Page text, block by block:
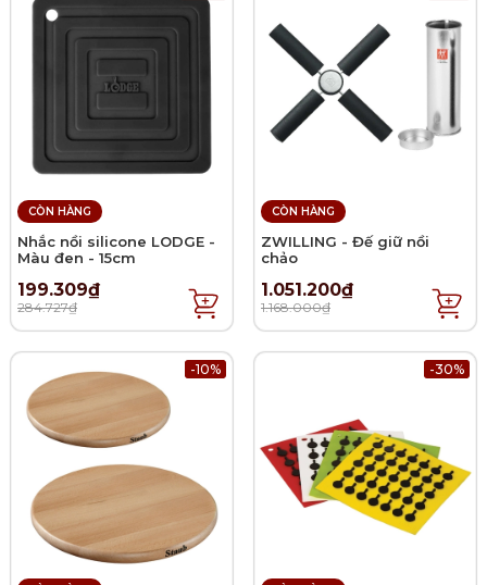
CÒN HÀNG
Nhắc nồi silicone LODGE -
Màu đen - 15cm
199.309₫
284.727₫
CÒN HÀNG
ZWILLING - Đế giữ nồi
chảo
1.051.200₫
1.168.000₫
-10% -30%